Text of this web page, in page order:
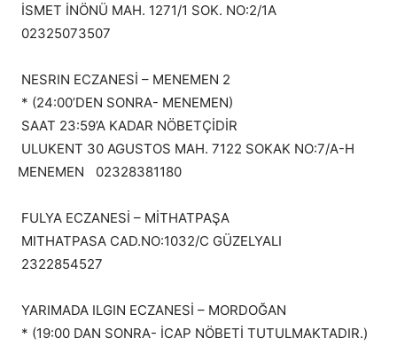
İSMET İNÖNÜ MAH. 1271/1 SOK. NO:2/1A
02325073507
NESRIN ECZANESİ – MENEMEN 2
* (24:00’DEN SONRA- MENEMEN)
SAAT 23:59’A KADAR NÖBETÇİDİR
ULUKENT 30 AGUSTOS MAH. 7122 SOKAK NO:7/A-H
MENEMEN 02328381180
FULYA ECZANESİ – MİTHATPAŞA
MITHATPASA CAD.NO:1032/C GÜZELYALI
2322854527
YARIMADA ILGIN ECZANESİ – MORDOĞAN
* (19:00 DAN SONRA- İCAP NÖBETİ TUTULMAKTADIR.)